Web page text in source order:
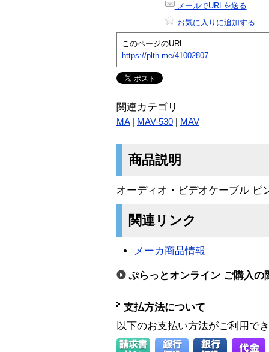
メールでURLを送る
お気に入りに追加する
このページのURL
https://plth.me/41002807
関連カテゴリ
MA| MAV-530 MAV
商品説明
オーディオ・ビデオケーブル ピ
関連リンク
メーカ商品情報
ぷらっとオンライン ご購入の
支払方法について
以下のお支払い方法がご利用で